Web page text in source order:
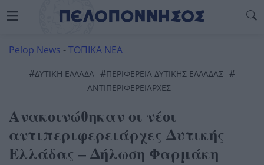
Pelop News -ΤΟΠΙΚΑ ΝΕΑ
#ΔΥΤΙΚΉ ΕΛΛΆΔΑ #ΠΕΡΙΦΈΡΕΙΑ ΔΥΤΙΚΉΣ ΕΛΛΆΔΑΣ #
ΑΝΤΙΠΕΡΙΦΕΡΕΙΑΡΧΕΣ
Ανακοινώθηκαν οι νέοι
αντιπεριφερειάρχες Δυτικής
Ελλάδας – Δήλωση Φαρμάκη